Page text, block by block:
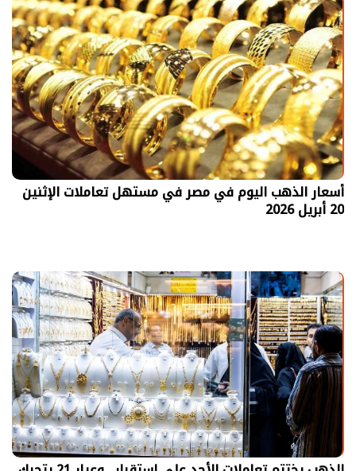
أسعار الذهب اليوم في مصر في مستهل تعاملات الإثنين
20 أبريل 2026